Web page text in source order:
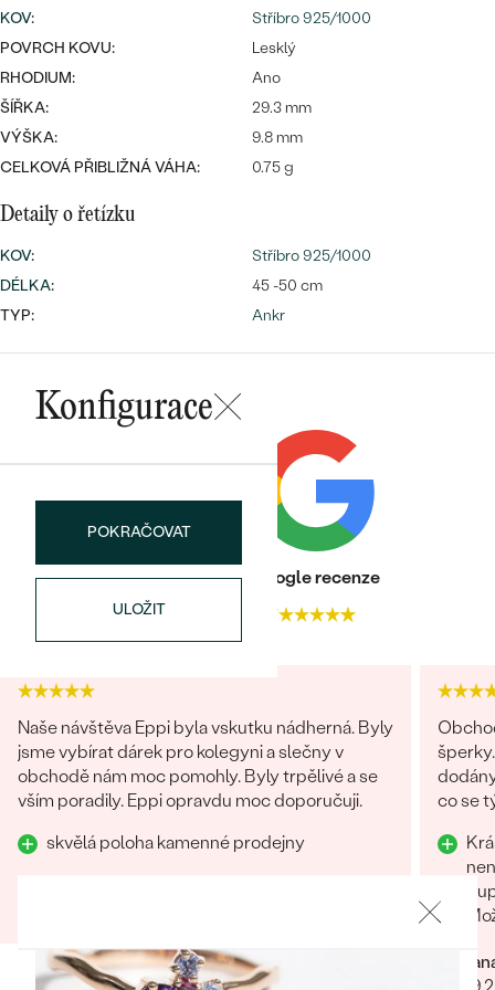
Nejprodávanější
snubní prsteny
ZLATO
Wave kolekce
PROHLÉDNOUT
S DRAHOKAMY
S LAB-GROWN DIAMANTY
S PERLAMI
DLE STYLU
PODLE PŘÍLEŽITOSTI
PODLE TVARU KAMENE
NA MÍRU
DIAMANTY
Nejprodávanější
náušnice
CENOVĚ DOSTUPNÉ
LUXUSNÍ
Personalizované
přívěsky
OBJEVIT
LUXUSNÍ
Nejprodávanější
prsteny
KOV:
Stříbro 925/1000
POVRCH KOVU:
Lesklý
RHODIUM:
Ano
ŠÍŘKA:
29.3 mm
VÝŠKA:
9.8 mm
CELKOVÁ PŘIBLIŽNÁ VÁHA:
0.75 g
Detaily o řetízku
KOV:
Stříbro 925/1000
DÉLKA:
45 -50 cm
TYP:
Ankr
Konfigurace
POKRAČOVAT
ULOŽIT
Heureka recenze
4.9
Google recenze
4.7
Naše návštěva Eppi byla vskutku nádherná. Byly
jsme vybírat dárek pro kolegyni a slečny v
obchodě nám moc pomohly. Byly trpělivé a se
vším poradily. Eppi opravdu moc doporučuji.
skvělá poloha kamenné prodejny
co se týče vstřícného